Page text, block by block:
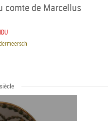
comte de Marcellus